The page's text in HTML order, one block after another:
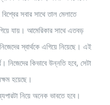
সবার সাথে তাল মেলাতে
যায়। আমেরিকার সাথে এতবড়
স্বার্থকে এগিয়ে নিয়েছে। এই
নিজেদের কিভাবে উন্নতি হবে, সেটা
হয়েছে।
নিয়ে অনেক ভাবতে হবে।